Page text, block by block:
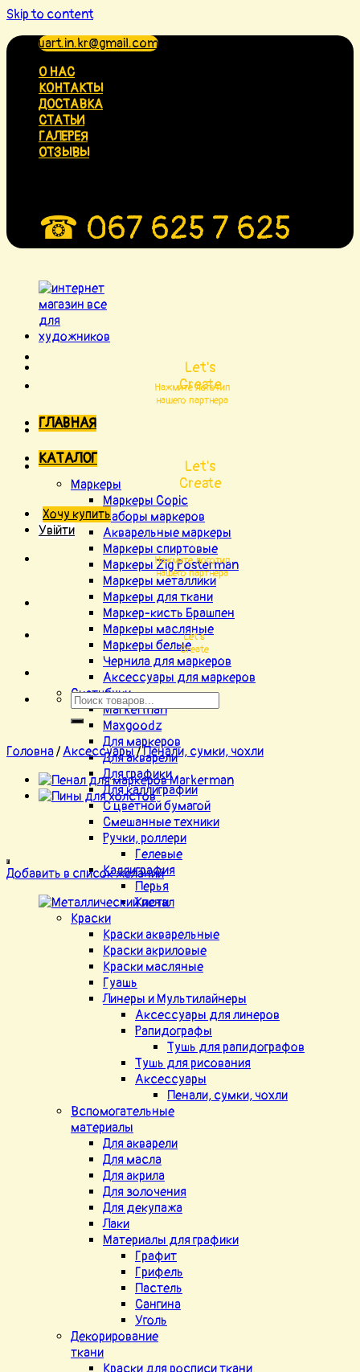
Skip to content
uart.in.kr@gmail.com
О НАС
КОНТАКТЫ
ДОСТАВКА
СТАТЬИ
ГАЛЕРЕЯ
ОТЗЫВЫ
☎ 067 625 7 625
Let's
Create
ГЛАВНАЯ
КАТАЛОГ
Маркеры
Маркеры Copic
Наборы маркеров
Акварельные маркеры
Маркеры спиртовые
Маркеры Zig Posterman
Маркеры металлики
Маркеры для ткани
Маркер-кисть Брашпен
Маркеры масляные
Маркеры белые
Чернила для маркеров
Аксессуары для маркеров
Скетчбуки
Markerman
Maxgoodz
Для маркеров
Для акварели
Для графики
Для каллиграфии
С цветной бумагой
Смешанные техники
Ручки, роллери
Гелевые
Каллиграфия
Перья
Кисти
Краски
Краски акварельные
Краски акриловые
Краски масляные
Гуашь
Линеры и Мультилайнеры
Аксессуары для линеров
Рапидографы
Тушь для рапидографов
Тушь для рисования
Аксессуары
Пенали, сумки, чохли
Вспомогательные
материалы
Для акварели
Для масла
Для акрила
Для золочения
Для декупажа
Лаки
Материалы для графики
Графит
Грифель
Пастель
Сангина
Уголь
Декорирование
ткани
Нажмите логотип
нашего партнера
Let's
Create
Хочу купить
Увійти
Нажмите логотип
нашего партнера
Let's
Create
Головна/Аксессуары/Пенали, сумки, чохли
Добавить в список желаний